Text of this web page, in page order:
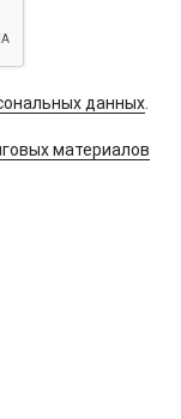
данных
материалов